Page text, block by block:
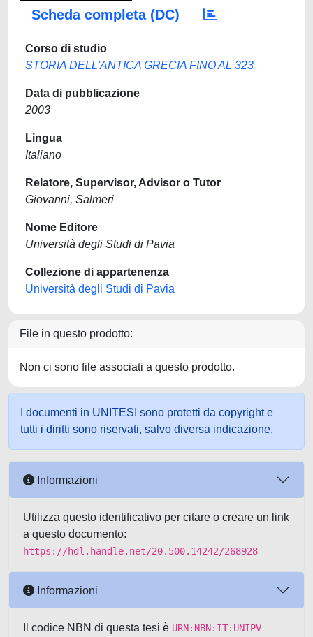
Scheda completa (DC)
Corso di studio
STORIA DELL'ANTICA GRECIA FINO AL 323
Data di pubblicazione
2003
Lingua
Italiano
Relatore, Supervisor, Advisor o Tutor
Giovanni, Salmeri
Nome Editore
Università degli Studi di Pavia
Collezione di appartenenza
Università degli Studi di Pavia
File in questo prodotto:
Non ci sono file associati a questo prodotto.
I documenti in UNITESI sono protetti da copyright e
tutti i diritti sono riservati, salvo diversa indicazione.
Informazioni
Utilizza questo identificativo per citare o creare un link
a questo documento:
https://hdl.handle.net/20.500.14242/268928
Informazioni
Il codice NBN di questa tesi è URN:NBN:IT:UNIPV-